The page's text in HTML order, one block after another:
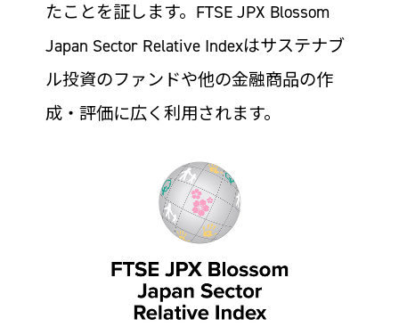
たことを証します。FTSE JPX Blossom
Japan Sector Relative Indexはサステナブ
ル投資のファンドや他の金融商品の作
成・評価に広く利用されます。